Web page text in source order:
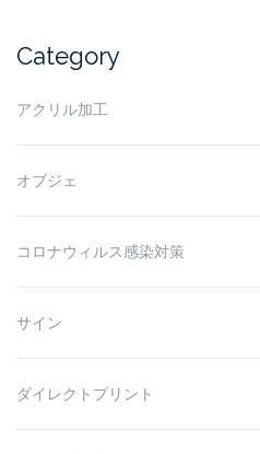
Category
アクリル加工
オブジェ
コロナウィルス感染対策
サイン
ダイレクトプリント